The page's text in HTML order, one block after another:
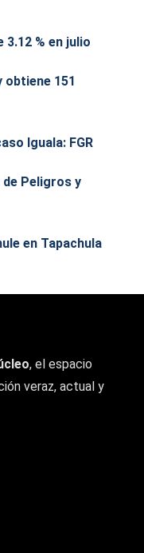
% en julio
obtiene 151
Iguala: FGR
de Peligros y
en Tapachula
, el espacio
veraz, actual y